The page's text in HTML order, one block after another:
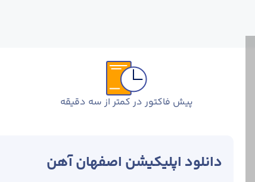
پیش فاکتور در کمتر از سه دقیقه
دانلود اپلیکیشن اصفهان آهن